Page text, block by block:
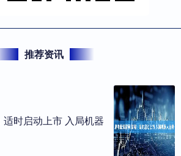
推荐资讯
时启动上市 入局机器